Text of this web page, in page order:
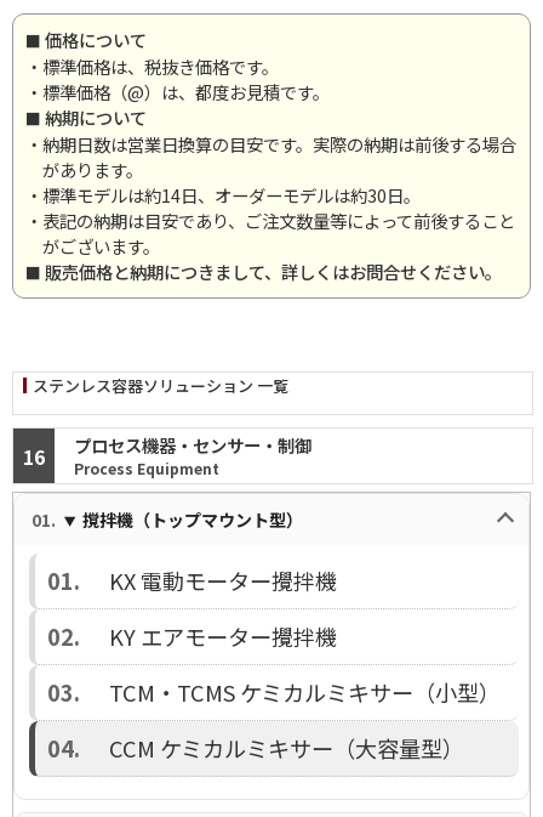
価格について
・標準価格は、税抜き価格です。
・標準価格（@）は、都度お見積です。
納期について
・納期日数は営業日換算の目安です。実際の納期は前後する場合
があります。
・標準モデルは約14日、オーダーモデルは約30日。
・表記の納期は目安であり、ご注文数量等によって前後すること
がございます。
販売価格と納期につきまして、詳しくはお問合せください。
ステンレス容器ソリューション 一覧
プロセス機器・センサー・制御
Process Equipment
16
撹拌機（トップマウント型）
KX 電動モーター攪拌機
KY エアモーター攪拌機
TCM・TCMS ケミカルミキサー（小型）
CCM ケミカルミキサー（大容量型）